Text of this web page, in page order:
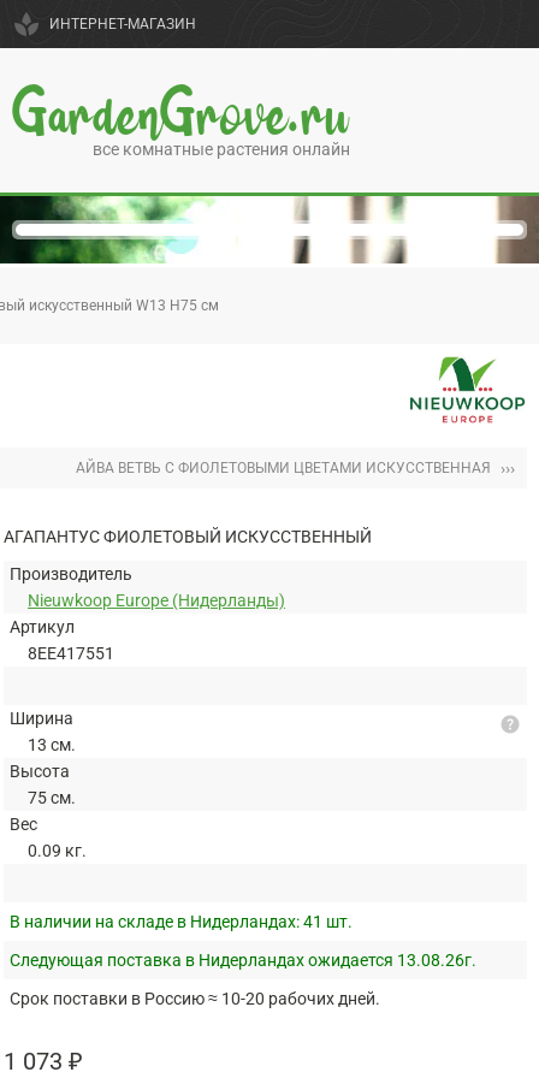
spa ИНТЕРНЕТ-МАГАЗИН
GardenGrove.ru
все комнатные растения онлайн
искусственный W13 H75 см
АЙВА ВЕТВЬ С ФИОЛЕТОВЫМИ ЦВЕТАМИ ИСКУССТВЕННАЯ ›››
АГАПАНТУС ФИОЛЕТОВЫЙ ИСКУССТВЕННЫЙ
Производитель
Nieuwkoop Europe (Нидерланды)
Артикул
8EE417551
Ширина
13 см.
Высота
75 см.
Вес
0.09 кг.
help
В наличии на складе в Нидерландах:41 шт.
Следующая поставка в Нидерландах ожидается 13.08.26г.
Срок поставки в Россию ≈ 10-20 рабочих дней.
1 073 ₽